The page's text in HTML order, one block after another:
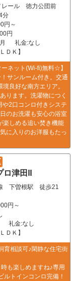
レール 徳力公団前
分
円～
円
礼金:なし
ＤＫ】
ネット(Wi-fi)無料☆】
サンルーム付き。交通
良好な南方エリア。
ります。洗濯物につく
2口コンロ付きシステ
のお洗濯も安心の浴室
楽しめる追い焚き機能
に入りのお洋服もたっ
津田Ⅱ
下曽根駅 徒歩21
円～
礼金:なし
ＤＫ】
相談可♪閑静な住宅街
も楽しめますね♪専用
トインコンロ完備！